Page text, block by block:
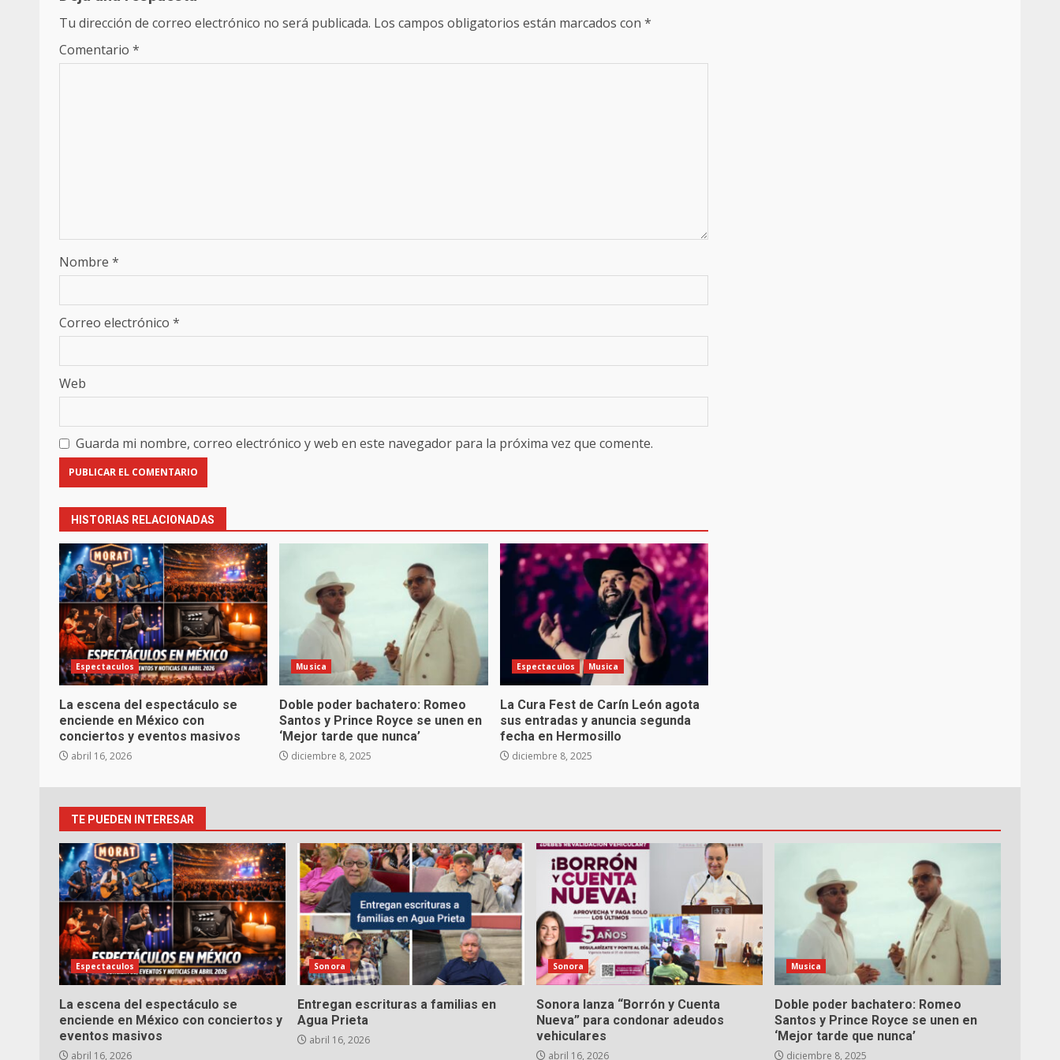
Tu dirección de correo electrónico no será publicada. Los campos obligatorios están marcados con *
Comentario *
Nombre *
Correo electrónico *
Web
Guarda mi nombre, correo electrónico y web en este navegador para la próxima vez que comente.
HISTORIAS RELACIONADAS
Espectaculos
La escena del espectáculo se
enciende en México con
conciertos y eventos masivos
abril 16, 2026
Musica
Doble poder bachatero: Romeo
Santos y Prince Royce se unen en
‘Mejor tarde que nunca’
diciembre 8, 2025
Espectaculos Musica
La Cura Fest de Carín León agota
sus entradas y anuncia segunda
fecha en Hermosillo
diciembre 8, 2025
TE PUEDEN INTERESAR
Espectaculos
La escena del espectáculo se
enciende en México con conciertos y
eventos masivos
abril 16, 2026
Sonora
Entregan escrituras a familias en
Agua Prieta
abril 16, 2026
Sonora
Sonora lanza “Borrón y Cuenta
Nueva” para condonar adeudos
vehiculares
abril 16, 2026
Musica
Doble poder bachatero: Romeo
Santos y Prince Royce se unen en
‘Mejor tarde que nunca’
diciembre 8, 2025